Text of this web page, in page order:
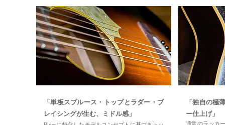
「単板スプルース・トップと ラダー・ブ
レイシングが生む、ミドル感」
「独自の極
ー仕上げ」
通常のラッカ